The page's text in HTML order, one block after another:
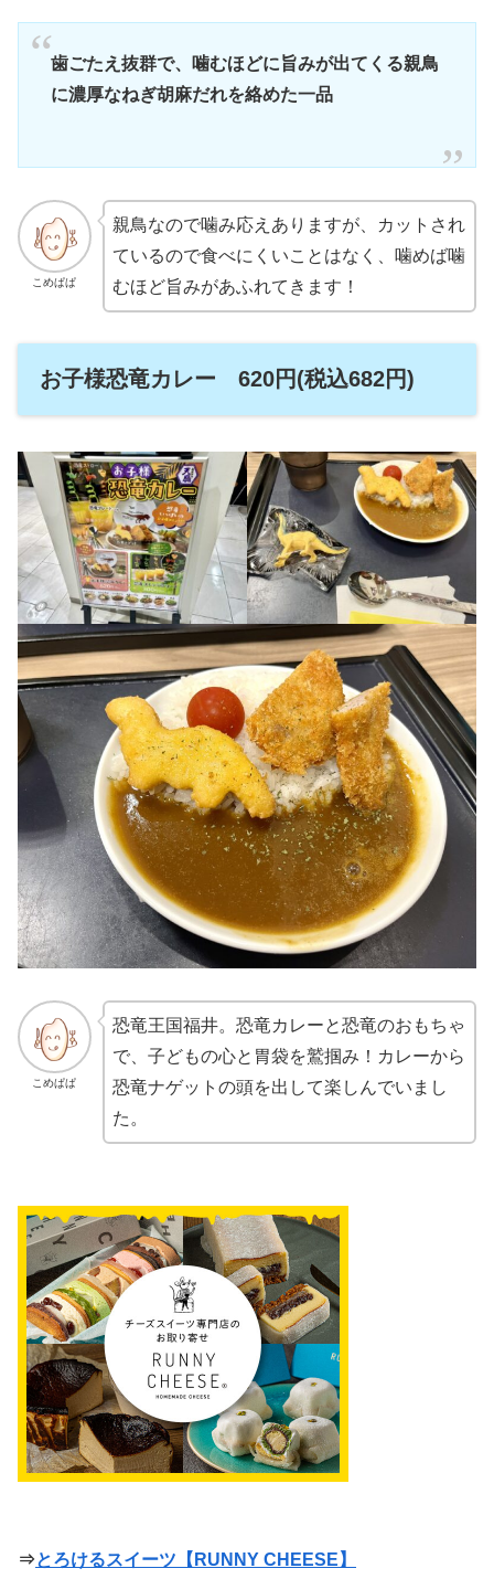
歯ごたえ抜群で、噛むほどに旨みが出てくる親鳥
に濃厚なねぎ胡麻だれを絡めた一品
こめぱぱ
親鳥なので噛み応えありますが、カットされ
ているので食べにくいことはなく、噛めば噛
むほど旨みがあふれてきます！
お子様恐竜カレー 620円(税込682円)
こめぱぱ
恐竜王国福井。恐竜カレーと恐竜のおもちゃ
で、子どもの心と胃袋を鷲掴み！カレーから
恐竜ナゲットの頭を出して楽しんでいまし
た。
⇒とろけるスイーツ【RUNNY CHEESE】